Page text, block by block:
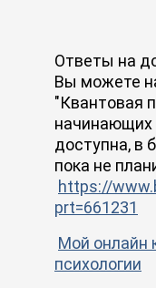
Ответы на
Вы можете
"Квантовая
начинающих
доступна, в
пока не
https://
prt=661231
Мой онлайн
психологии